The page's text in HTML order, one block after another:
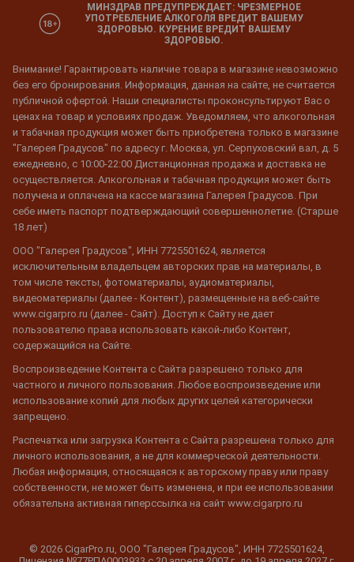
МИНЗДРАВ ПРЕДУПРЕЖДАЕТ: ЧРЕЗМЕРНОЕ
УПОТРЕБЛЕНИЕ АЛКОГОЛЯ ВРЕДИТ ВАШЕМУ
ЗДОРОВЬЮ. КУРЕНИЕ ВРЕДИТ ВАШЕМУ
ЗДОРОВЬЮ.
Внимание! Гарантировать наличие товара в магазине невозможно
без его бронирования. Информация, данная на сайте, не считается
публичной офертой. Наши специалисты проконсультируют Вас о
ценах на товар и условиях продаж. Уведомляем, что алкогольная
и табачная продукция может быть приобретена только в магазине
"Галерея Градусов" по адресу г. Москва, ул. Серпуховский вал, д. 5
ежедневно, с 10:00-22:00 Дистанционная продажа и доставка не
осуществляется. Алкогольная и табачная продукция может быть
получена и оплачена на кассе магазина Галерея Градусов. При
себе иметь паспорт подтверждающий совершеннолетие. (Старше
18 лет)
ООО "Галерея Градусов", ИНН 7725501624, является
исключительным владельцем авторских прав на материалы, в
том числе тексты, фотоматериалы, аудиоматериалы,
видеоматериалы (далее - Контент), размещенные на веб-сайте
www.cigarpro.ru (далее - Сайт). Доступ к Сайту не дает
пользователю права использовать какой-либо Контент,
содержащийся на Сайте.
Воспроизведение Контента с Сайта разрешено только для
частного и личного пользования. Любое воспроизведение или
использование копий для любых других целей категорически
запрещено.
Распечатка или загрузка Контента с Сайта разрешена только для
личного использования, а не для коммерческой деятельности.
Любая информация, относящаяся к авторскому праву или праву
собственности, не может быть изменена, и при ее использовании
обязательна активная гиперссылка на сайт www.cigarpro.ru
© 2026 CigarPro.ru, ООО "Галерея Градусов", ИНН 7725501624,